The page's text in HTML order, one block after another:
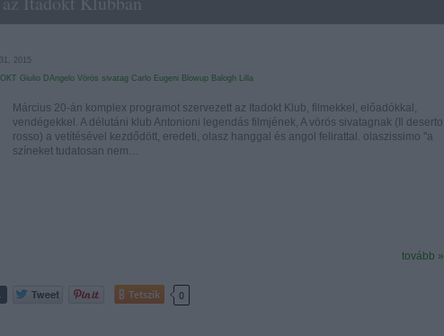
2015
Giulio DAngelo Vörös sivatag Carlo Eugeni Blowup Balogh Lilla
Március 20-án komplex programot szervezett az Itadokt Klub, filmekkel, előadókkal,
vendégekkel. A délutáni klub Antonioni legendás filmjének, A vörös sivatagnak (Il deserto
rosso) a vetítésével kezdődött, eredeti, olasz hanggal és angol felirattal. olaszissimo "a
színeket tudatosan nem…
tovább »
Tetszik 0